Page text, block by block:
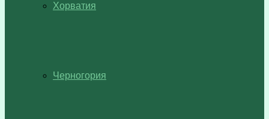
Хорватия
Черногория